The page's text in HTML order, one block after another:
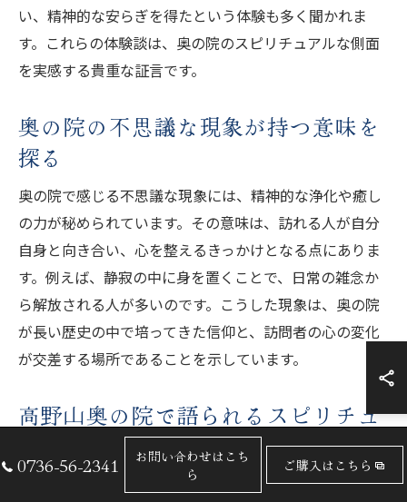
い、精神的な安らぎを得たという体験も多く聞かれま
す。これらの体験談は、奥の院のスピリチュアルな側面
を実感する貴重な証言です。
奥の院の不思議な現象が持つ意味を
探る
奥の院で感じる不思議な現象には、精神的な浄化や癒し
の力が秘められています。その意味は、訪れる人が自分
自身と向き合い、心を整えるきっかけとなる点にありま
す。例えば、静寂の中に身を置くことで、日常の雑念か
ら解放される人が多いのです。こうした現象は、奥の院
が長い歴史の中で培ってきた信仰と、訪問者の心の変化
が交差する場所であることを示しています。
高野山奥の院で語られるスピリチュ
アルな逸話
高野山奥の院には、弘法大師空海の伝説をはじめ多くの
0736-56-2341
お問い合わせはこち
ら
ご購入はこちら